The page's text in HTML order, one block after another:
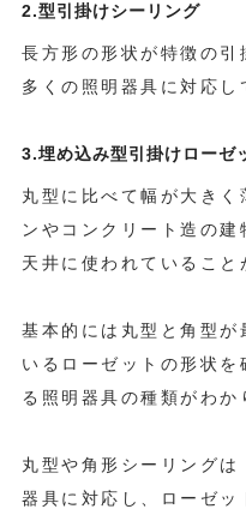
2.型引掛けシーリング
長方形の形状が特徴の引
多くの照明器具に対応し
3.埋め込み型引掛けローゼ
丸型に比べて幅が大きく
ンやコンクリート造の
天井に使われていること
基本的には丸型と角型が
いるローゼットの形状
る照明器具の種類がわか
丸型や角形シーリング
器具に対応し、ローゼッ